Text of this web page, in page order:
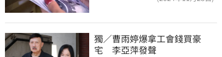
獨／曹雨婷爆拿工會錢買豪
宅　李亞萍發聲